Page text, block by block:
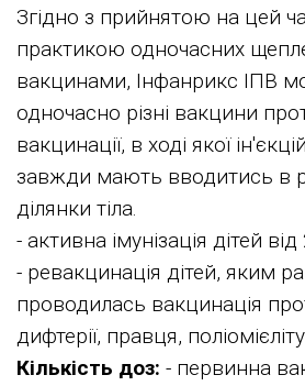
Згідно з прийнятою на цей
практикою одночасних
вакцинами, Інфанрикс ІПВ
одночасно різні вакцини
вакцинації, в ході якої
завжди мають вводитись в
ділянки тіла.
- активна імунізація дітей від
- ревакцинація дітей, яким
проводилась вакцинація
дифтерії, правця, поліомієліту
Кількість доз: - первинна